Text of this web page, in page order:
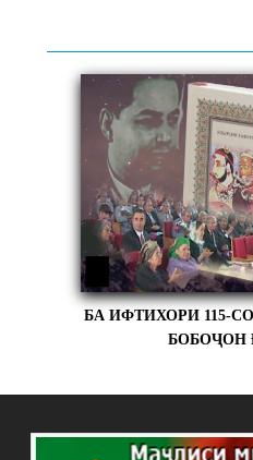
БА ИФТИХОРИ 115-
БОБОҶОН